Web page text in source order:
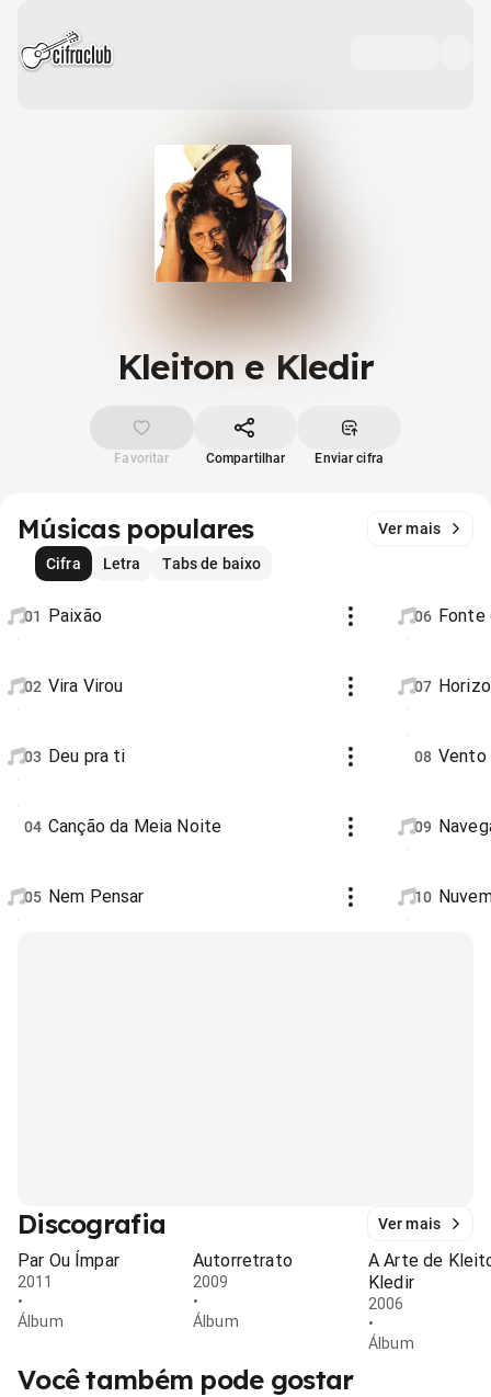
Kleiton e Kledir
Favoritar Compartilhar Enviar cifra
Músicas populares
Ver mais
Cifra
Letra Tabs de baixo
01 Paixão
02 Vira Virou
03 Deu pra ti
04 Canção da Meia Noite
05 Nem Pensar
06 Fonte
07
08 Vento
09
10
Discografia Ver mais
Par Ou Ímpar
2011
•
Álbum
Autorretrato
2009
•
Álbum
A Arte de
Kledir
2006
•
Álbum
Você também pode gostar